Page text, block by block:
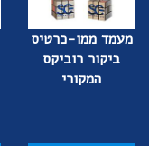
מעמד ממו-כרטיס
ביקור רוביקס
המקורי